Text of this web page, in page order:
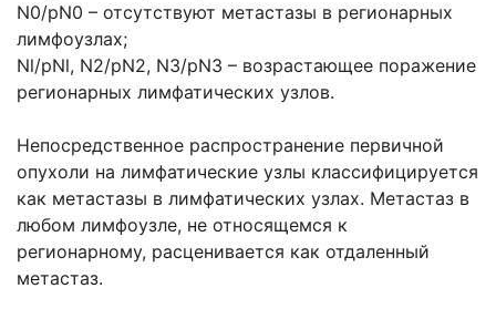
N0/pN0 – отсутствуют метастазы в регионарных
лимфоузлах;
Nl/pNl, N2/pN2, N3/pN3 – возрастающее поражение
регионарных лимфатических узлов.
Непосредственное распространение первичной
опухоли на лимфатические узлы классифицируется
как метастазы в лимфатических узлах. Метастаз в
любом лимфоузле, не относящемся к
регионарному, расценивается как отдаленный
метастаз.